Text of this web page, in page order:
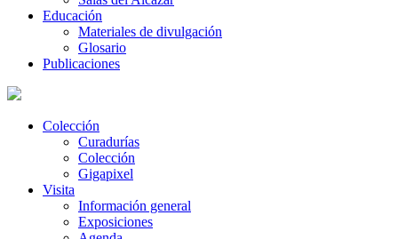
Educación
Materiales de divulgación
Glosario
Publicaciones
Colección
Curadurías
Colección
Gigapixel
Visita
Información general
Exposiciones